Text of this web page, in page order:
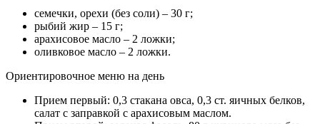
семечки, орехи (без соли) – 30 г;
рыбий жир – 15 г;
арахисовое масло – 2 ложки;
оливковое масло – 2 ложки.
Ориентировочное меню на день
Прием первый: 0,3 стакана овса, 0,3 ст. яичных белков,
салат с заправкой с арахисовым маслом.